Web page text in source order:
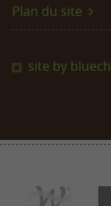
Plan du site
site by